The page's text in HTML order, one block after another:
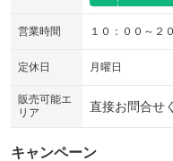
営業時間 １０：００～２
定休日 月曜日
販売可能エ
リア
直接お問合せ
キャンペーン